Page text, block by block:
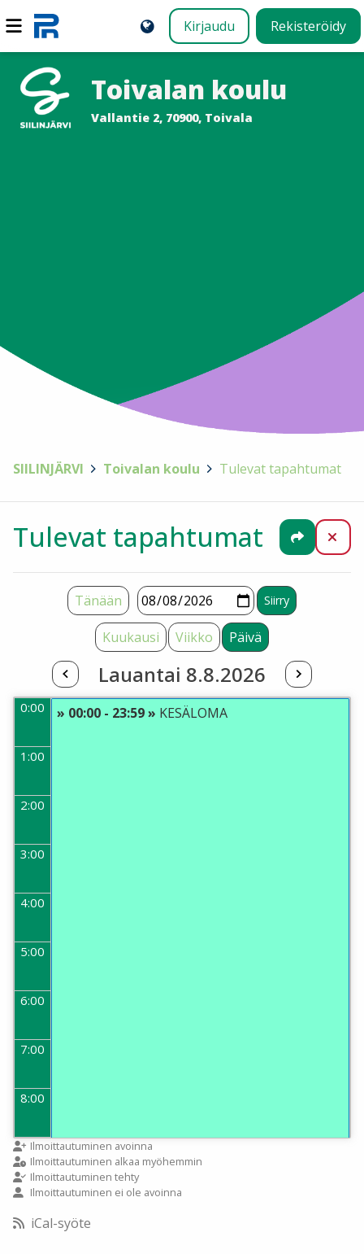
Kirjaudu Rekisteröidy
Toivalan koulu
Vallantie 2, 70900, Toivala
SIILINJÄRVI Toivalan koulu Tulevat tapahtumat
Tulevat tapahtumat Jaa
Kuukausi Viikko Päivä
Lauantai 8.8.2026
Tänään
0:00
1:00
2:00
3:00
4:00
5:00
6:00
7:00
8:00
9:00
10:00
» 00:00 - 23:59 » KESÄLOMA
Ilmoittautuminen avoinna
Ilmoittautuminen alkaa myöhemmin
Ilmoittautuminen tehty
Ilmoittautuminen ei ole avoinna
iCal-syöte